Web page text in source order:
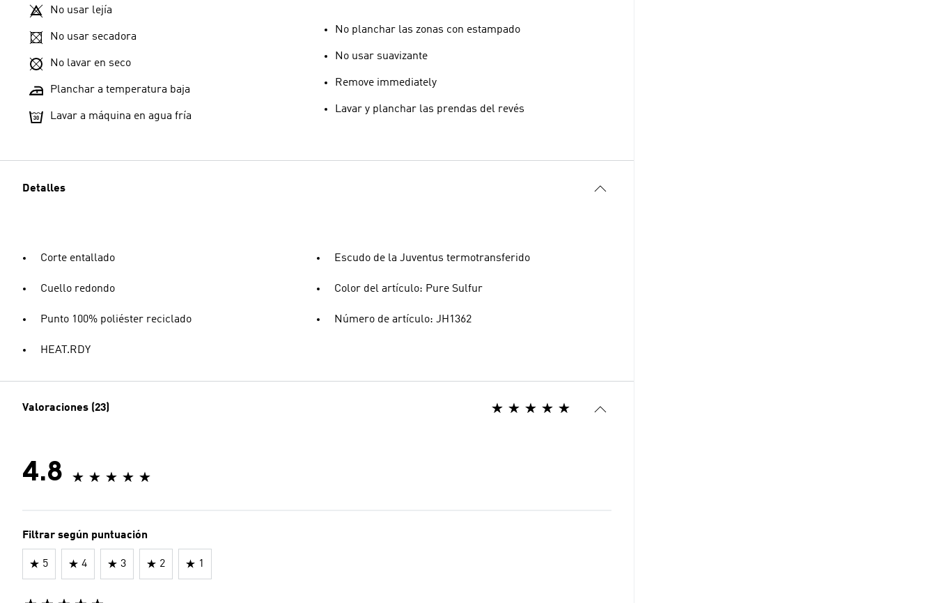
No usar lejía
No usar secadora
No lavar en seco
Planchar a temperatura baja
Lavar a máquina en agua fría
No planchar las zonas con estampado
No usar suavizante
Remove immediately
Lavar y planchar las prendas del revés
Detalles
Corte entallado
Cuello redondo
Punto 100% poliéster reciclado
HEAT.RDY
Escudo de la Juventus termotransferido
Color del artículo: Pure Sulfur
Número de artículo: JH1362
Valoraciones (23)
4.8
Filtrar según puntuación
5 4 3 2 1